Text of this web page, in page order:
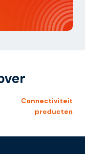
Connectiviteit
producten